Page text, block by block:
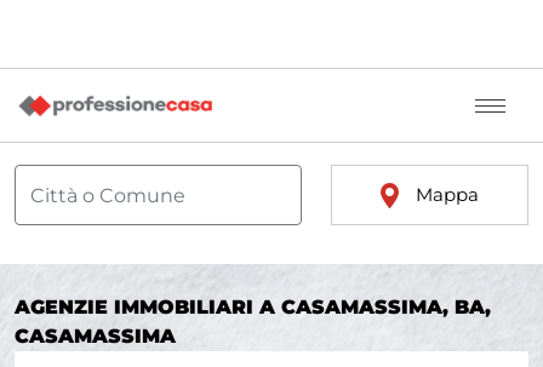
Mappa
AGENZIE IMMOBILIARI A CASAMASSIMA, BA,
CASAMASSIMA